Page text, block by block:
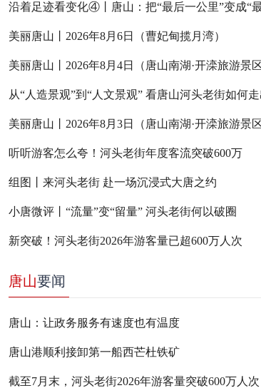
沿着足迹看变化④丨唐山：把“最后一公里”变成“
美丽唐山丨2026年8月6日（曹妃甸揽月湾）
美丽唐山丨2026年8月4日（唐山南湖·开滦旅游景
美丽唐山丨2026年8月3日（唐山南湖·开滦旅游景
听听游客怎么夸！河头老街年度客流突破600万
组图丨来河头老街 赴一场沉浸式大唐之约
小唐微评丨“流量”变“留量” 河头老街何以破圈
新突破！河头老街2026年游客量已超600万人次
唐山要闻
唐山：让政务服务有速度也有温度
唐山港顺利接卸第一船西芒杜铁矿
截至7月末，河头老街2026年游客量突破600万人次